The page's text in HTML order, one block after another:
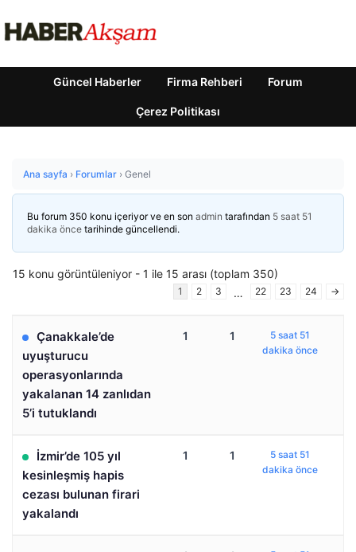
Güncel Haberler Firma Rehberi Forum
Çerez Politikası
Ana sayfa › Forumlar › Genel
Bu forum 350 konu içeriyor ve en son admin tarafından 5 saat 51
dakika önce tarihinde güncellendi.
15 konu görüntüleniyor - 1 ile 15 arası (toplam 350)
1 2 3 … 22 23 24 →
Çanakkale’de
uyuşturucu
operasyonlarında
yakalanan 14 zanlıdan
5’i tutuklandı
1 1
5 saat 51
dakika önce
İzmir’de 105 yıl
kesinleşmiş hapis
cezası bulunan firari
yakalandı
1 1
5 saat 51
dakika önce